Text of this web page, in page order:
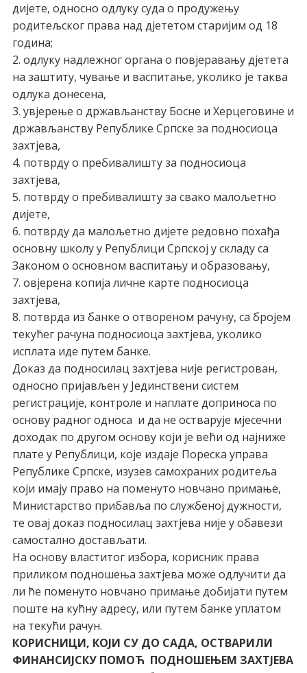
дијете, односно одлуку суда о продужењу
родитељског права над дјететом старијим од 18
година;
2. одлуку надлежног органа о повјеравању дјетета
на заштиту, чување и васпитање, уколико је таква
одлука донесена,
3. увјерење о држављанству Босне и Херцеговине и
држављанству Републике Српске за подносиоца
захтјева,
4. потврду о пребивалишту за подносиоца
захтјева,
5. потврду о пребивалишту за свако малољетно
дијете,
6. потврду да малољетно дијете редовно похађа
основну школу у Републици Српској у складу са
Законом о основном васпитању и образовању,
7. овјерена копија личне карте подносиоца
захтјева,
8. потврда из банке о отвореном рачуну, са бројем
текућег рачуна подносиоца захтјева, уколико
исплата иде путем банке.
Доказ да подносилац захтјева није регистрован,
односно пријављен у Јединствени систем
регистрације, контроле и наплате доприноса по
основу радног односа и да не остварује мјесечни
доходак по другом основу који је већи од најниже
плате у Републици, које издаје Пореска управа
Републике Српске, изузев самохраних родитеља
који имају право на поменуто новчано примање,
Министарство прибавља по службеној дужности,
те овај доказ подносилац захтјева није у обавези
самостално достављати.
На основу властитог избора, корисник права
приликом подношења захтјева може одлучити да
ли ће поменуто новчано примање добијати путем
поште на кућну адресу, или путем банке уплатом
на текући рачун.
КОРИСНИЦИ, КОЈИ СУ ДО САДА, ОСТВАРИЛИ
ФИНАНСИЈСКУ ПОМОЋ ПОДНОШЕЊЕМ ЗАХТЈЕВА